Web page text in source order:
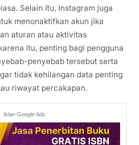
Selain itu, Instagram juga
menonaktifkan akun jika
aturan atau aktivitas
itu, penting bagi pengguna
penyebab tersebut serta
tidak kehilangan data penting
riwayat percakapan.
Iklan Google Ads